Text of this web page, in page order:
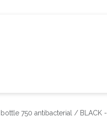
750 antibacterial / BLACK -